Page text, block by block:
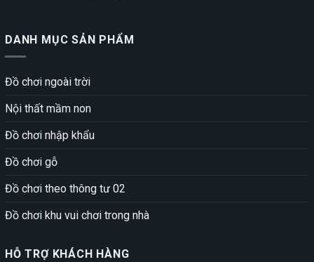
DANH MỤC SẢN PHẨM
Đồ chơi ngoài trời
Nội thất mầm non
Đồ chơi nhập khẩu
Đồ chơi gỗ
Đồ chơi theo thông tư 02
Đồ chơi khu vui chơi trong nhà
HỖ TRỢ KHÁCH HÀNG